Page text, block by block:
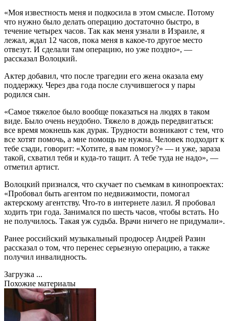
«Моя известность меня и подкосила в этом смысле. Потому
что нужно было делать операцию достаточно быстро, в
течение четырех часов. Так как меня узнали в Израиле, я
лежал, ждал 12 часов, пока меня в какое-то другое место
отвезут. И сделали там операцию, но уже поздно», —
рассказал Волоцкий.
Актер добавил, что после трагедии его жена оказала ему
поддержку. Через два года после случившегося у пары
родился сын.
«Самое тяжелое было вообще показаться на людях в таком
виде. Было очень неудобно. Тяжело в дождь передвигаться:
все время мокнешь как дурак. Трудности возникают с тем, что
все хотят помочь, а мне помощь не нужна. Человек подходит к
тебе сзади, говорит: «Хотите, я вам помогу?» — и уже, зараза
такой, схватил тебя и куда-то тащит. А тебе туда не надо», —
отметил артист.
Волоцкий признался, что скучает по съемкам в кинопроектах:
«Пробовал быть агентом по недвижимости, помогал
актерскому агентству. Что-то в интернете лазил. Я пробовал
ходить три года. Занимался по шесть часов, чтобы встать. Но
не получилось. Такая уж судьба. Врачи ничего не придумали».
Ранее российский музыкальный продюсер Андрей Разин
рассказал о том, что перенес серьезную операцию, а также
получил инвалидность.
Загрузка ...
Похожие материалы